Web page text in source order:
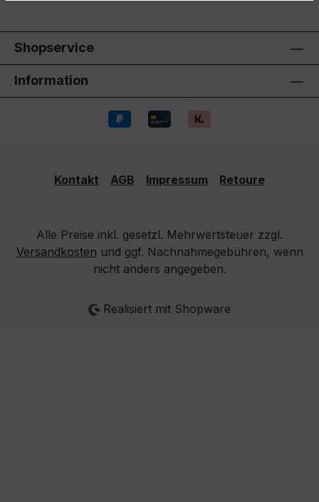
Shopservice
Information
Kontakt AGB Impressum Retoure
Alle Preise inkl. gesetzl. Mehrwertsteuer zzgl.
Versandkosten und ggf. Nachnahmegebühren, wenn
nicht anders angegeben.
Realisiert mit Shopware